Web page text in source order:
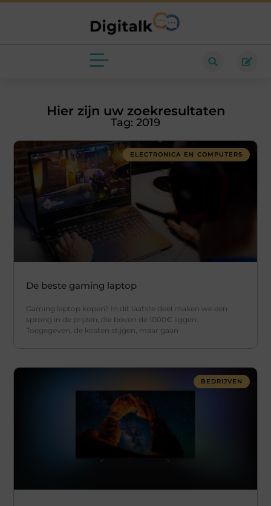
Hier zijn uw zoekresultaten
Tag: 2019
ELECTRONICA EN COMPUTERS
De beste gaming laptop
Gaming laptop kopen? In dit laatste deel maken we een
sprong in de prijzen, die boven de 1000€ liggen.
Toegegeven, de kosten stijgen, maar gaan
BEDRIJVEN